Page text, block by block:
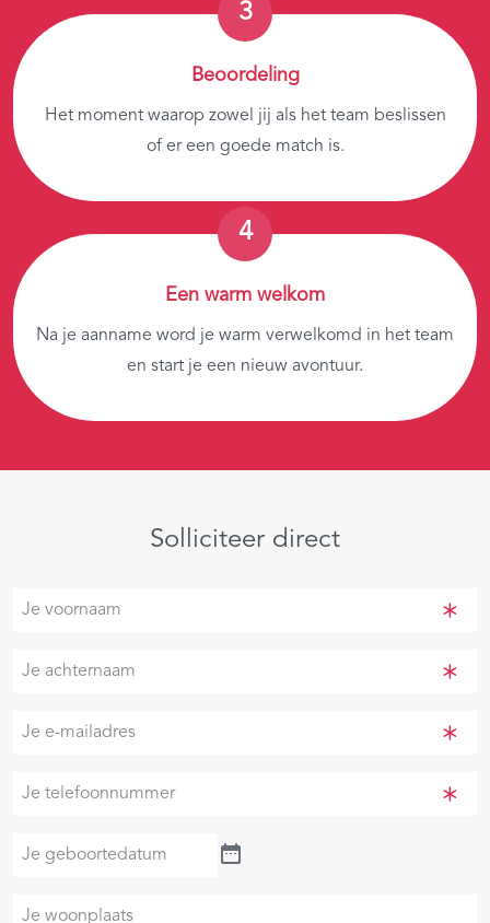
Beoordeling
Het moment waarop zowel jij als het team beslissen
of er een goede match is.
Een warm welkom
Na je aanname word je warm verwelkomd in het team
en start je een nieuw avontuur.
Solliciteer direct
Je
Je
Je
(Vereist)
Je
Je
geboortedatum
Je